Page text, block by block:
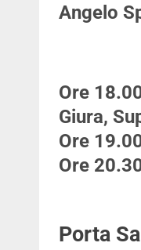
Angelo
Ore
Giura,
Ore
Ore
Porta